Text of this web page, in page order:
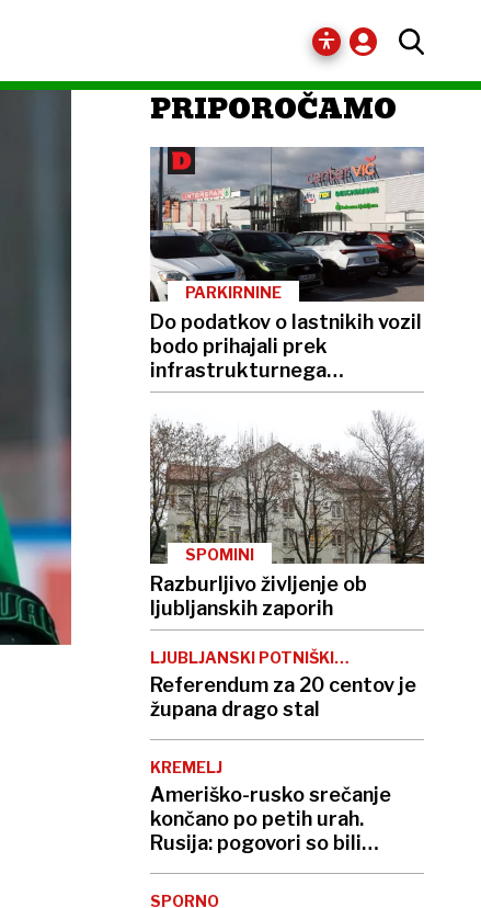
PRIPOROČAMO
PARKIRNINE
Do podatkov o lastnikih vozil
bodo prihajali prek
infrastrukturnega
ministrstva
SPOMINI
Razburljivo življenje ob
ljubljanskih zaporih
LJUBLJANSKI POTNIŠKI
PROMET
Referendum za 20 centov je
župana drago stal
KREMELJ
Ameriško-rusko srečanje
končano po petih urah.
Rusija: pogovori so bili
produktivni
SPORNO